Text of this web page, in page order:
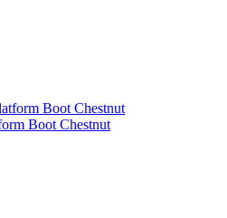
Boot Chestnut